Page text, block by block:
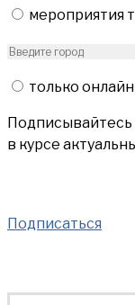
мероприятия
только
Подписывайтесь
в курсе
Подписаться